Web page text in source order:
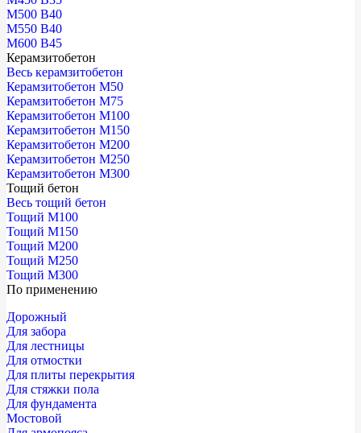
М500 В40
М550 В40
М600 В45
Керамзитобетон
Весь керамзитобетон
Керамзитобетон М50
Керамзитобетон М75
Керамзитобетон М100
Керамзитобетон М150
Керамзитобетон М200
Керамзитобетон М250
Керамзитобетон М300
Тощий бетон
Весь тощий бетон
Тощий М100
Тощий М150
Тощий М200
Тощий М250
Тощий М300
По применению
Дорожный
Для забора
Для лестницы
Для отмостки
Для плиты перекрытия
Для стяжки пола
Для фундамента
Мостовой